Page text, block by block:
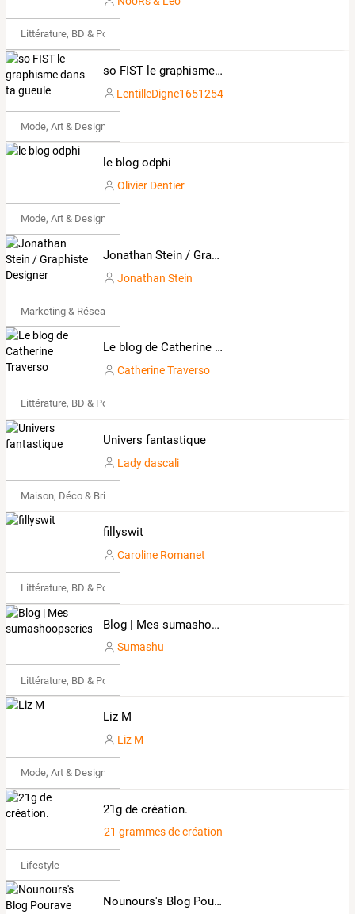
Littérature, BD & Poésie
so FIST le graphisme dans ta gueule
LentilleDigne1651254
Mode, Art & Design
le blog odphi
Olivier Dentier
Mode, Art & Design
Jonathan Stein / Graphiste Designer
Jonathan Stein
Marketing & Réseaux Sociaux
Le blog de Catherine Traverso
Catherine Traverso
Littérature, BD & Poésie
Univers fantastique
Lady dascali
Maison, Déco & Bricolage
fillyswit
Caroline Romanet
Littérature, BD & Poésie
Blog | Mes sumashoopseries
Sumashu
Littérature, BD & Poésie
Liz M
Liz M
Mode, Art & Design
21g de création.
21 grammes de création.
Lifestyle
Nounours's Blog Pourave